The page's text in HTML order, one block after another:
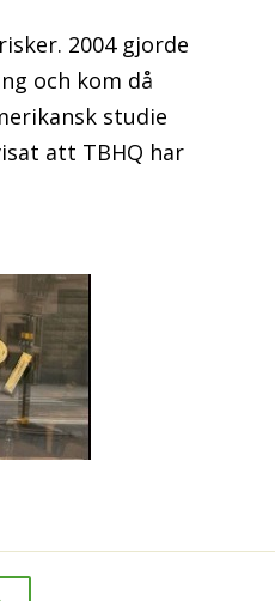
2004 gjorde
och kom då
studie
att TBHQ har